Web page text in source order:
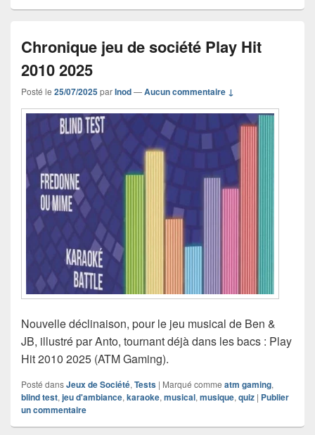
Chronique jeu de société Play Hit
2010 2025
Posté le 25/07/2025parInod—Aucun commentaire ↓
Nouvelle déclinaison, pour le jeu musical de Ben &
JB, illustré par Anto, tournant déjà dans les bacs : Play
Hit 2010 2025 (ATM Gaming).
Posté dansJeux de Société, Tests | Marqué comme atm gaming,
blind test, jeu d'ambiance, karaoke, musical, musique, quiz | Publier
un commentaire